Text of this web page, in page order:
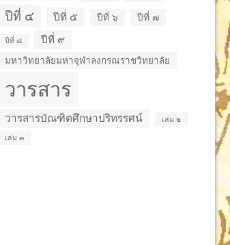
วารสารบัณฑิตศึกษา
ปริทรรศน์ ปีที่ ๖ ฉบับที่ ๒
เมษายน-ธันวาคม ๒๕๕๓
วา
ปริ
มก
ปีที่ ๔ ปีที่ ๕ ปีที่ ๖ ปีที่ ๗
ปีที่ ๘ ปีที่ ๙
มหาวิทยาลัยมหาจุฬาลงกรณราชวิทยาลัย
วารสาร
วารสารบัณฑิตศึกษาปริทรรศน์
เล่ม ๒
เล่ม ๓